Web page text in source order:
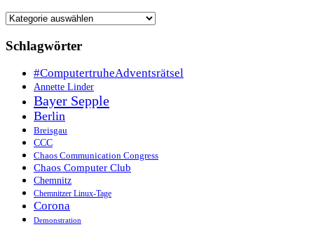
Kategorien
Schlagwörter
#ComputertruheAdventsrätsel
Annette Linder
Bayer Sepple
Berlin
Breisgau
CCC
Chaos Communication Congress
Chaos Computer Club
Chemnitz
Chemnitzer Linux-Tage
Corona
Demonstration